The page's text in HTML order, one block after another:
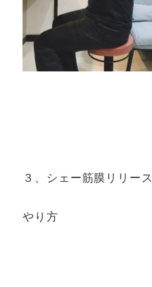
３、シェー筋膜リリース
やり方